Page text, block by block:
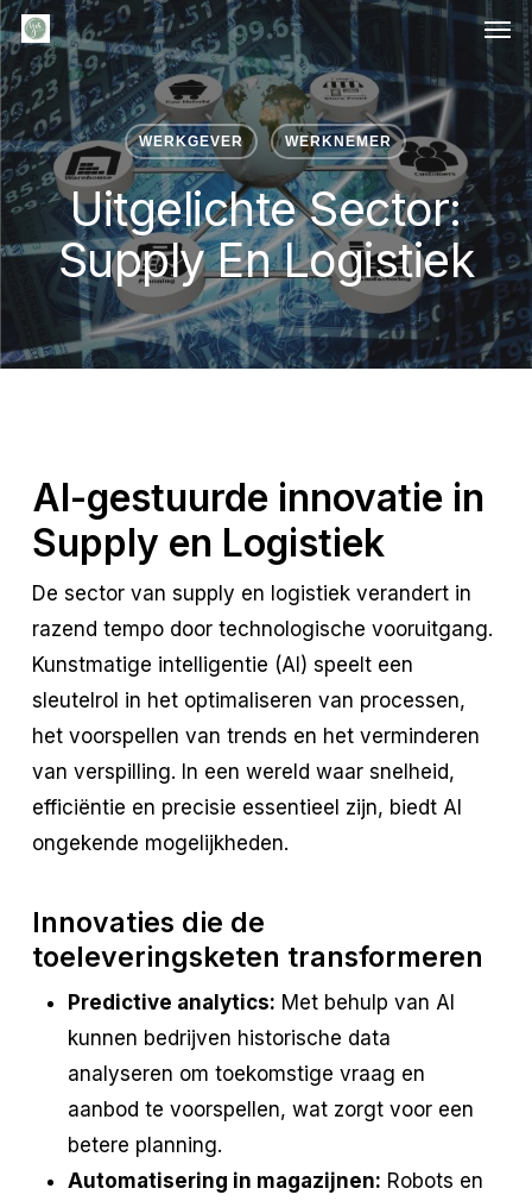
Skip
to
main
content
WERKGEVER WERKNEMER
Uitgelichte Sector:
Supply En Logistiek
AI-gestuurde innovatie in
Supply en Logistiek
De sector van supply en logistiek verandert in
razend tempo door technologische vooruitgang.
Kunstmatige intelligentie (AI) speelt een
sleutelrol in het optimaliseren van processen,
het voorspellen van trends en het verminderen
van verspilling. In een wereld waar snelheid,
efficiëntie en precisie essentieel zijn, biedt AI
ongekende mogelijkheden.
Innovaties die de
toeleveringsketen transformeren
Predictive analytics: Met behulp van AI
kunnen bedrijven historische data
analyseren om toekomstige vraag en
aanbod te voorspellen, wat zorgt voor een
betere planning.
Automatisering in magazijnen: Robots en